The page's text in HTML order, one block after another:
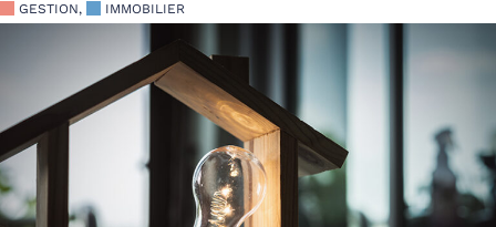
GESTION, IMMOBILIER